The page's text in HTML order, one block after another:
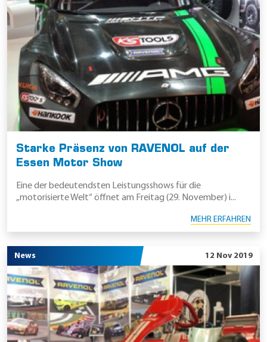
Starke Präsenz von RAVENOL auf der
Essen Motor Show
Eine der bedeutendsten Leistungsshows für die
„motorisierte Welt“ öffnet am Freitag (29. November) i...
MEHR ERFAHREN
News 12 Nov 2019